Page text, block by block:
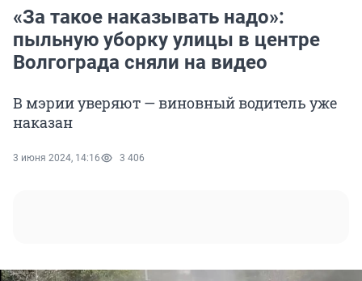
«За такое наказывать надо»:
пыльную уборку улицы в центре
Волгограда сняли на видео
В мэрии уверяют — виновный водитель уже
наказан
3 июня 2024, 14:16 3 406